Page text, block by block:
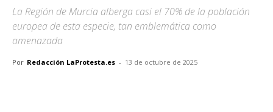
La Región de Murcia alberga casi el 70% de la población
europea de esta especie, tan emblemática como
amenazada
Por Redacción LaProtesta.es - 13 de octubre de 2025